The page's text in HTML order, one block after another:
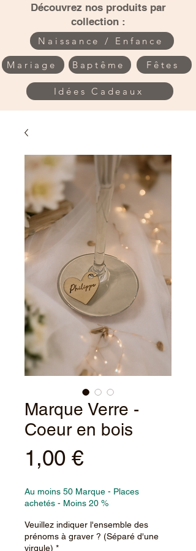
​Découvrez nos produits par
collection :
Naissance / Enfance
Mariage Baptême Fêtes
Idées Cadeaux
Marque Verre -
Coeur en bois
1,00 €Prix
Au moins 50 Marque - Places
achetés - Moins 20 %
Veuillez indiquer l'ensemble des
prénoms à graver ? (Séparé d'une
virgule) *